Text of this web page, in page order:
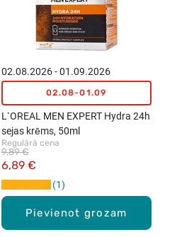
Pievienot grozam
02.08.2026 - 01.09.2026
02.08-01.09
L`OREAL MEN EXPERT Hydra 24h
sejas krēms, 50ml
Regulārā cena
6,89 €
9,89 €
1